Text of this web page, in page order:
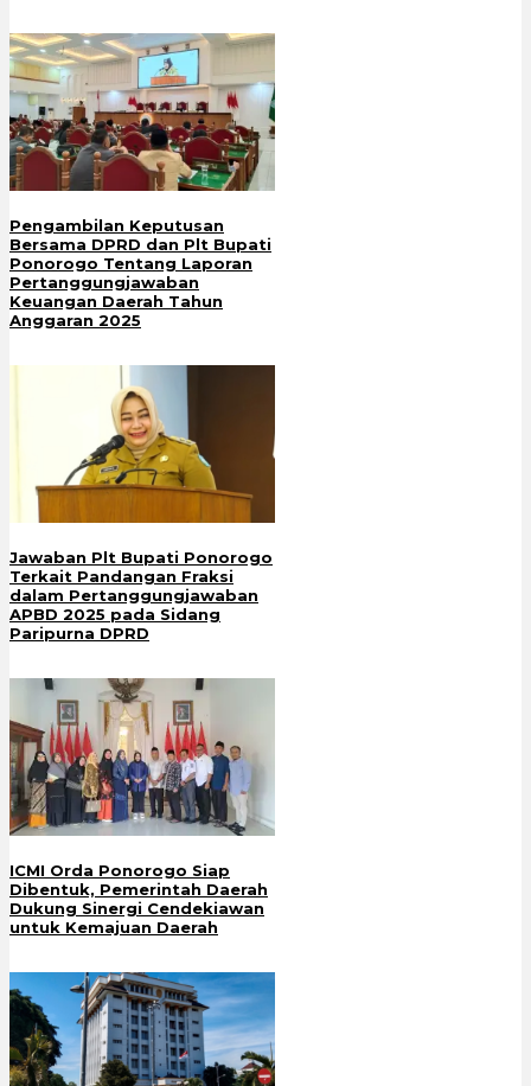
Pengambilan Keputusan
Bersama DPRD dan Plt Bupati
Ponorogo Tentang Laporan
Pertanggungjawaban
Keuangan Daerah Tahun
Anggaran 2025
Jawaban Plt Bupati Ponorogo
Terkait Pandangan Fraksi
dalam Pertanggungjawaban
APBD 2025 pada Sidang
Paripurna DPRD
ICMI Orda Ponorogo Siap
Dibentuk, Pemerintah Daerah
Dukung Sinergi Cendekiawan
untuk Kemajuan Daerah